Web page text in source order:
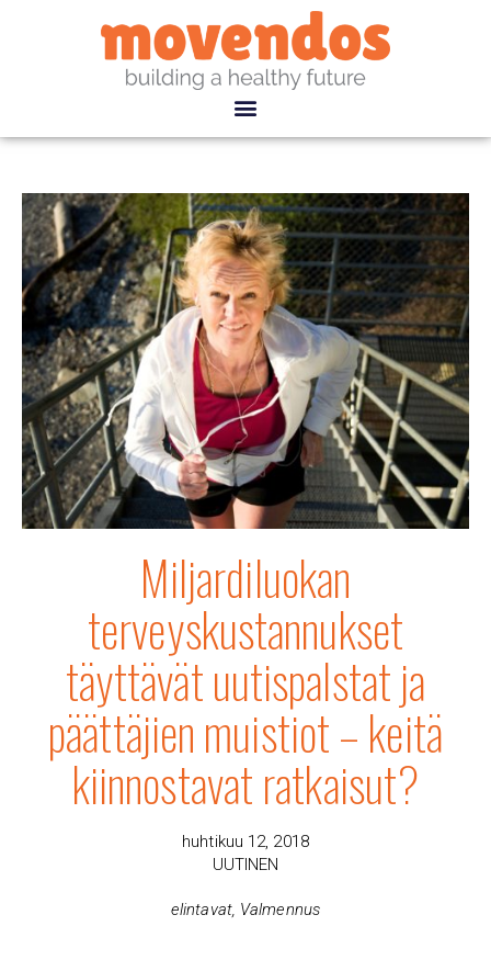
Miljardiluokan
terveyskustannukset
täyttävät uutispalstat ja
päättäjien muistiot – keitä
kiinnostavat ratkaisut?
huhtikuu 12, 2018
UUTINEN
elintavat, Valmennus